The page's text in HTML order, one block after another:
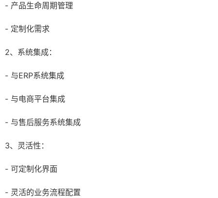
- 产品生命周期管理
- 定制化需求
2、系统集成：
- 与ERP系统集成
- 与电商平台集成
- 与售后服务系统集成
3、灵活性：
- 可定制化界面
- 灵活的业务流程配置